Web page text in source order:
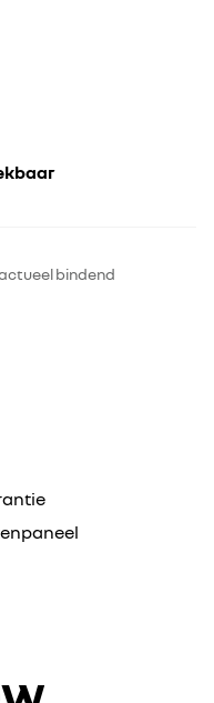
bindend